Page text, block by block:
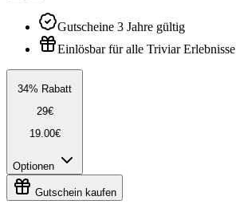
Gutscheine 3 Jahre gültig
Einlösbar für alle Triviar Erlebnisse
34% Rabatt
29€
19.00€
Optionen
Gutschein kaufen